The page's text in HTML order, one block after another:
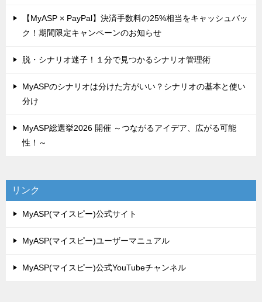
【MyASP × PayPal】決済手数料の25%相当をキャッシュバッ
ク！期間限定キャンペーンのお知らせ
脱・シナリオ迷子！１分で見つかるシナリオ管理術
MyASPのシナリオは分けた方がいい？シナリオの基本と使い
分け
MyASP総選挙2026 開催 ～つながるアイデア、広がる可能
性！～
リンク
MyASP(マイスピー)公式サイト
MyASP(マイスピー)ユーザーマニュアル
MyASP(マイスピー)公式YouTubeチャンネル